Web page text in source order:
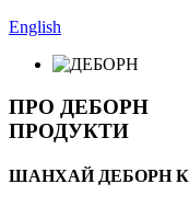
English
ПРО ДЕБОРН
ПРОДУКТИ
ШАНХАЙ ДЕБОРН